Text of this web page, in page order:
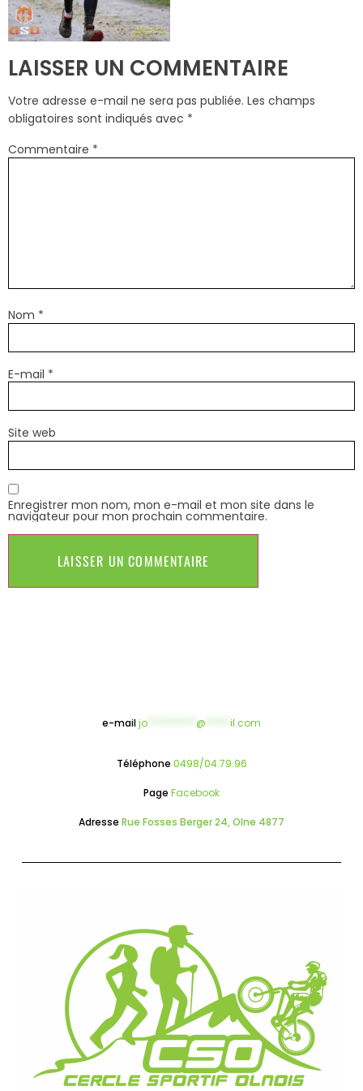
LAISSER UN COMMENTAIRE
Votre adresse e-mail ne sera pas publiée. Les champs
obligatoires sont indiqués avec *
Commentaire *
Nom *
E-mail *
Site web
Enregistrer mon nom, mon e-mail et mon site dans le
navigateur pour mon prochain commentaire.
e-mailjo @ il.com
Téléphone 0498/04.79.96
Page Facebook
Adresse Rue Fosses Berger 24, Olne 4877